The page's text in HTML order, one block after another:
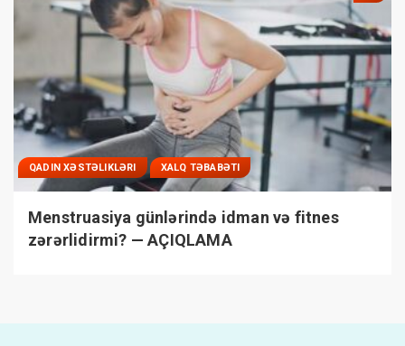
QADIN XƏSTƏLIKLƏRI XALQ TƏBABƏTI
Menstruasiya günlərində idman və fitnes
zərərlidirmi? — AÇIQLAMA